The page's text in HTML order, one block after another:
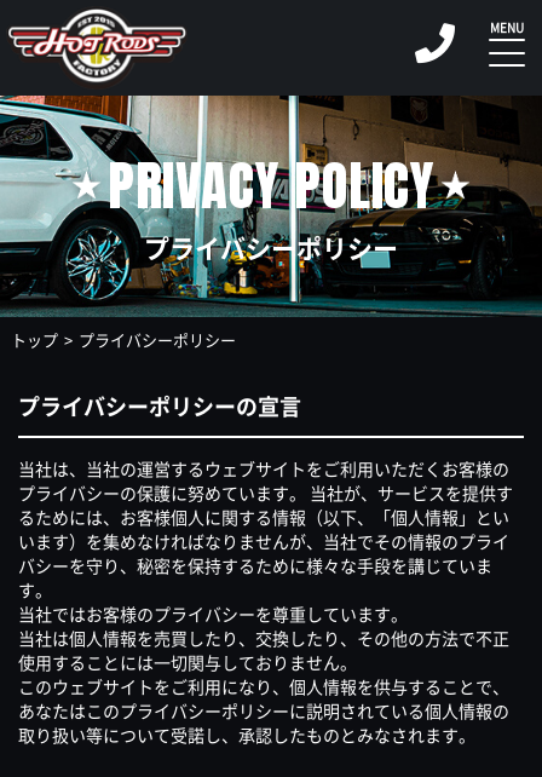
PRIVACY POLICY
プライバシーポリシー
トップ プライバシーポリシー
プライバシーポリシーの宣言
当社は、当社の運営するウェブサイトをご利用いただくお客様の
プライバシーの保護に努めています。 当社が、サービスを提供す
るためには、お客様個人に関する情報（以下、「個人情報」とい
います）を集めなければなりませんが、当社でその情報のプライ
バシーを守り、秘密を保持するために様々な手段を講じていま
す。
当社ではお客様のプライバシーを尊重しています。
当社は個人情報を売買したり、交換したり、その他の方法で不正
使用することには一切関与しておりません。
このウェブサイトをご利用になり、個人情報を供与することで、
あなたはこのプライバシーポリシーに説明されている個人情報の
取り扱い等について受諾し、承認したものとみなされます。